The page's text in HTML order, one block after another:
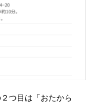
つ目は「おたから